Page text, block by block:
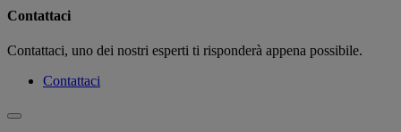
Contattaci
Contattaci, uno dei nostri esperti ti risponderà appena possibile.
Contattaci